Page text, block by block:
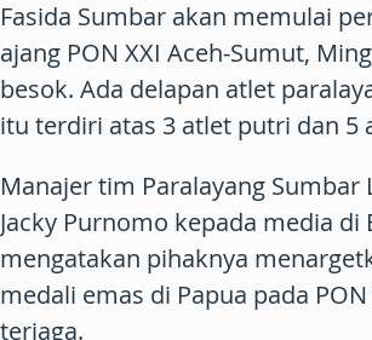
Fasida Sumbar akan memulai
ajang PON XXI Aceh-Sumut,
besok. Ada delapan atlet
itu terdiri atas 3 atlet putri dan 5
Manajer tim Paralayang Sumbar
Jacky Purnomo kepada media di
mengatakan pihaknya
medali emas di Papua pada
terjaga.